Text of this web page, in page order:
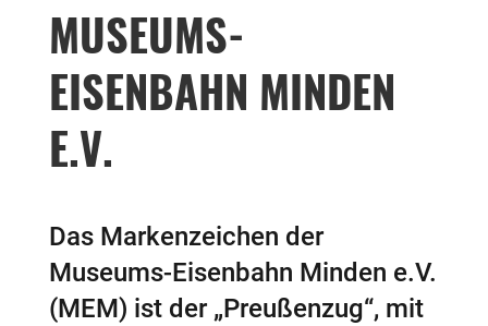
MUSEUMS-
EISENBAHN MINDEN
E.V.
Das Markenzeichen der
Museums-Eisenbahn Minden e.V.
(MEM) ist der „Preußenzug“, mit